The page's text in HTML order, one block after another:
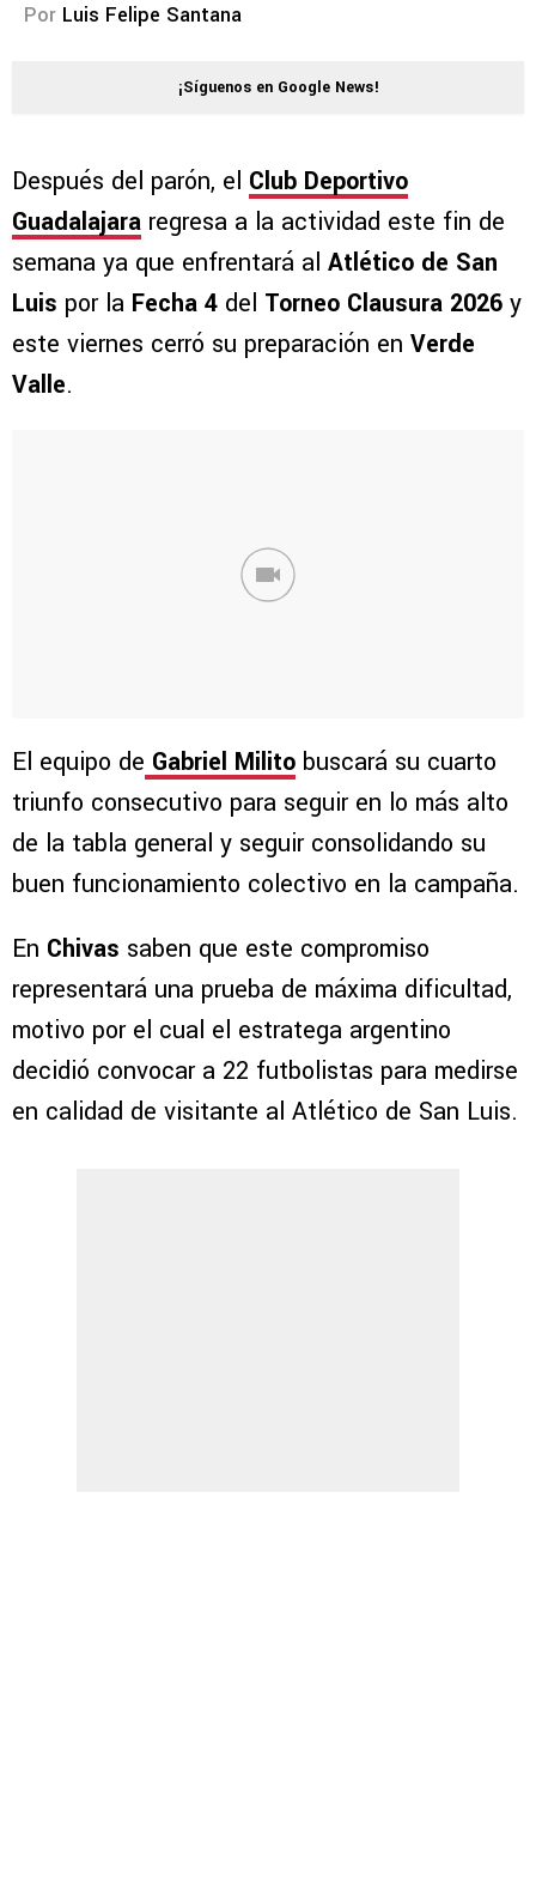
Por Luis Felipe Santana
¡Síguenos en Google News!
Después del parón, el Club Deportivo
Guadalajara regresa a la actividad este fin de
semana ya que enfrentará al Atlético de San
Luis por la Fecha 4 del Torneo Clausura 2026 y
este viernes cerró su preparación en Verde
Valle.
El equipo de Gabriel Milito buscará su cuarto
triunfo consecutivo para seguir en lo más alto
de la tabla general y seguir consolidando su
buen funcionamiento colectivo en la campaña.
En Chivas saben que este compromiso
representará una prueba de máxima dificultad,
motivo por el cual el estratega argentino
decidió convocar a 22 futbolistas para medirse
en calidad de visitante al Atlético de San Luis.